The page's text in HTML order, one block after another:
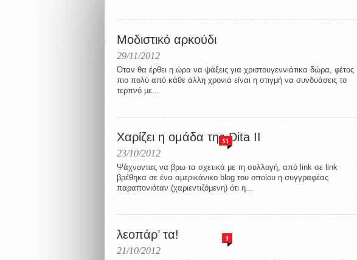
Μοδιστικό αρκούδι
29/11/2012
Όταν θα έρθει η ώρα να ψάξεις για χριστουγεννιάτικα δώρα, φέτος
πιο πολύ από κάθε άλλη χρονιά είναι η στιγμή να συνδυάσεις το
τερπνό με...
51
Χαρίζει η ομάδα της Dita II
23/10/2012
Ψάχνοντας να βρω τα σχετικά με τη συλλογή, από link σε link
βρέθηκα σε ένα αμερικάνικο blog του οποίου η συγγραφέας
παραπονιόταν (χαριεντιζόμενη) ότι η...
3
λεοπάρ’ τα!
21/10/2012